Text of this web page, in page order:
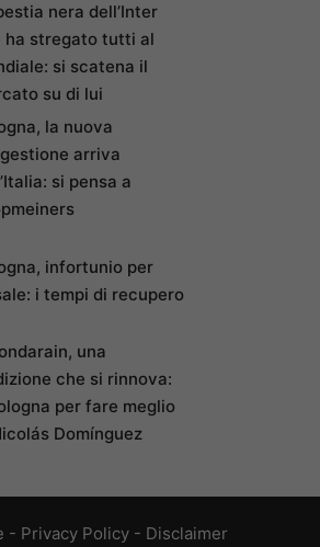
nera dell’Inter
ha stregato tutti al
si scatena il
su di lui
la nuova
arriva
si pensa a
infortunio per
i tempi di recupero
una
che si rinnova:
per fare meglio
Domínguez
- Privacy Policy- Disclaimer